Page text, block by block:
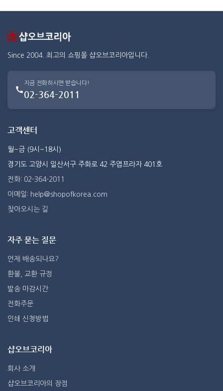
Since 2004. 최고의 쇼핑몰 샵오브코리아입니다.
지금 전화하시면 받습니다!
02-364-2011
고객센터
월~금 (9시~18시)
경기도 고양시 일산서구 주화로 42 주엽프라자 401호
전화: 02-364-2011
이메일: help@shopofkorea.com
찾아오시는 길
자주 묻는 질문
언제 배송되나요?
환불, 교환 규정
발송 마감시간
전화주문
인쇄 신청방법
샵오브코리아
회사 소개
샵오브코리아의 장점